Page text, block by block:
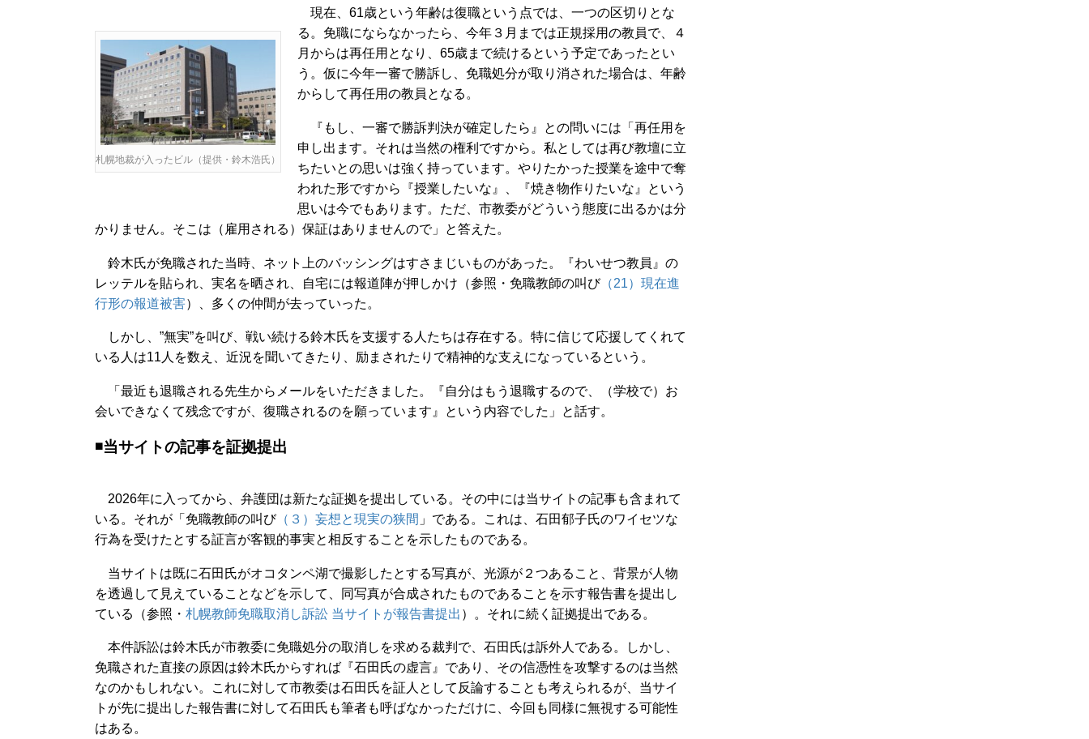
札幌地裁が入ったビル（提供・鈴木浩氏）
現在、61歳という年齢は復職という点では、一つの区切りとな
る。免職にならなかったら、今年３月までは正規採用の教員で、４
月からは再任用となり、65歳まで続けるという予定であったとい
う。仮に今年一審で勝訴し、免職処分が取り消された場合は、年齢
からして再任用の教員となる。
『もし、一審で勝訴判決が確定したら』との問いには「再任用を
申し出ます。それは当然の権利ですから。私としては再び教壇に立
ちたいとの思いは強く持っています。やりたかった授業を途中で奪
われた形ですから『授業したいな』、『焼き物作りたいな』という
思いは今でもあります。ただ、市教委がどういう態度に出るかは分
かりません。そこは（雇用される）保証はありませんので」と答えた。
鈴木氏が免職された当時、ネット上のバッシングはすさまじいものがあった。『わいせつ教員』の
レッテルを貼られ、実名を晒され、自宅には報道陣が押しかけ（参照・免職教師の叫び（21）現在進
行形の報道被害）、多くの仲間が去っていった。
しかし、”無実”を叫び、戦い続ける鈴木氏を支援する人たちは存在する。特に信じて応援してくれて
いる人は11人を数え、近況を聞いてきたり、励まされたりで精神的な支えになっているという。
「最近も退職される先生からメールをいただきました。『自分はもう退職するので、（学校で）お
会いできなくて残念ですが、復職されるのを願っています』という内容でした」と話す。
◾️当サイトの記事を証拠提出
2026年に入ってから、弁護団は新たな証拠を提出している。その中には当サイトの記事も含まれて
いる。それが「免職教師の叫び（３）妄想と現実の狭間 」である。これは、石田郁子氏のワイセツな
行為を受けたとする証言が客観的事実と相反することを示したものである。
当サイトは既に石田氏がオコタンペ湖で撮影したとする写真が、光源が２つあること、背景が人物
を透過して見えていることなどを示して、同写真が合成されたものであることを示す報告書を提出し
ている（参照・ 札幌教師免職取消し訴訟 当サイトが報告書提出 ）。それに続く証拠提出である。
本件訴訟は鈴木氏が市教委に免職処分の取消しを求める裁判で、石田氏は訴外人である。しかし、
免職された直接の原因は鈴木氏からすれば『石田氏の虚言』であり、その信憑性を攻撃するのは当然
なのかもしれない。これに対して市教委は石田氏を証人として反論することも考えられるが、当サイ
トが先に提出した報告書に対して石田氏も筆者も呼ばなかっただけに、今回も同様に無視する可能性
はある。